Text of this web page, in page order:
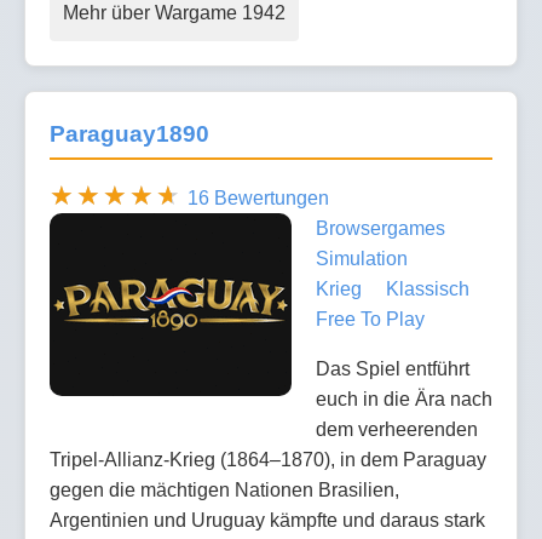
Mehr über Wargame 1942
Paraguay1890
16 Bewertungen
Browsergames
Simulation
Krieg
Klassisch
Free To Play
Das Spiel entführt
euch in die Ära nach
dem verheerenden
Tripel-Allianz-Krieg (1864–1870), in dem Paraguay
gegen die mächtigen Nationen Brasilien,
Argentinien und Uruguay kämpfte und daraus stark